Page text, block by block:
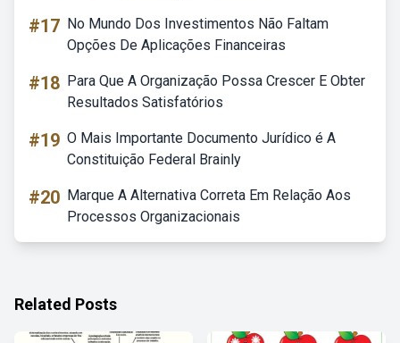
#17 No Mundo Dos Investimentos Não Faltam
Opções De Aplicações Financeiras
#18 Para Que A Organização Possa Crescer E Obter
Resultados Satisfatórios
#19 O Mais Importante Documento Jurídico é A
Constituição Federal Brainly
#20 Marque A Alternativa Correta Em Relação Aos
Processos Organizacionais
Related Posts